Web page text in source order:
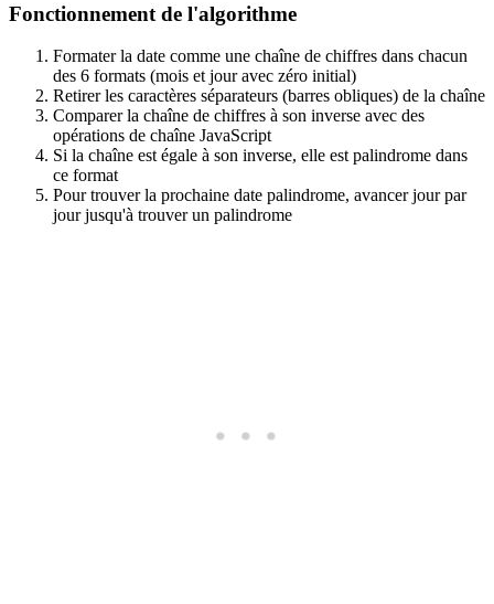
Fonctionnement de l'algorithme
Formater la date comme une chaîne de chiffres dans chacun
des 6 formats (mois et jour avec zéro initial)
Retirer les caractères séparateurs (barres obliques) de la chaîne
Comparer la chaîne de chiffres à son inverse avec des
opérations de chaîne JavaScript
Si la chaîne est égale à son inverse, elle est palindrome dans
ce format
Pour trouver la prochaine date palindrome, avancer jour par
jour jusqu'à trouver un palindrome